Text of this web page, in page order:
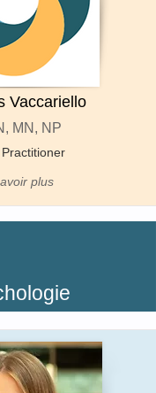
Vaccariello
MN, NP
plus